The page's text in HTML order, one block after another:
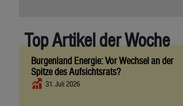
Top Artikel der Woche
Burgenland Energie: Vor Wechsel an der
Spitze des Aufsichtsrats?
31. Juli 2026